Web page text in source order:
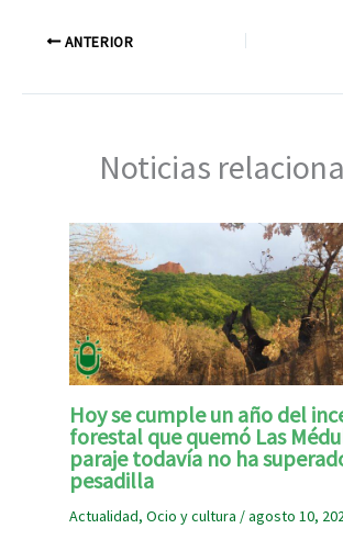
ANTERIOR
Noticias
Hoy se cumple un año del
forestal que quemó Las
paraje todavía no ha
pesadilla
Actualidad, Ocio y cultura /agosto 10,